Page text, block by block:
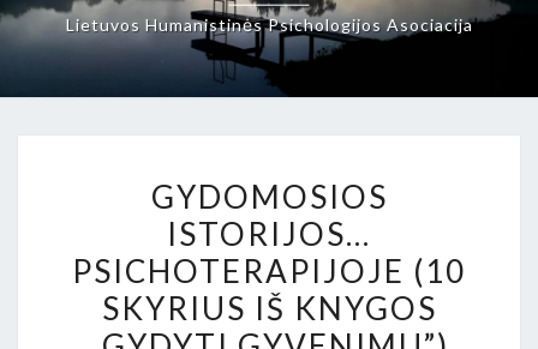
Lietuvos Humanistinės Psichologijos Asociacija
ISTORIJOS…
PSICHOTERAPIJOJE
(10
SKYRIUS
IŠ
GYDOMOSIOS
ISTORIJOS…
PSICHOTERAPIJOJE (10
SKYRIUS IŠ KNYGOS